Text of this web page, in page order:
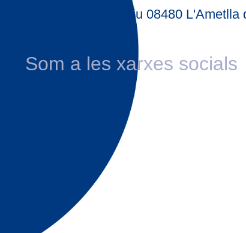
Ctra. Sant Feliu 08480
Som a les xarxes socials